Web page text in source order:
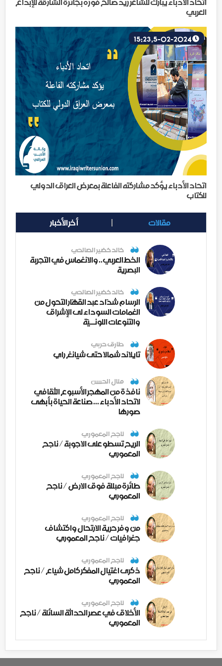
العربي
اتحاد الأدباء يؤكد مشاركته الفاعلة بمعرض العراق الدولي
للكتاب
مقالات أخر الأخبار
خالد خضير الصالحي
الخط العربي.. والانغماس في التجربة
البصرية
خالد خضير الصالحي
الرسام شدّاد عبد القهّار التحول من
الغمامات السوداء لى الإشراق
والتنوعات اللونــيّة
طارق حربي
تايلاند شمالا حتى شيانغ راي
منال الحسن
نافذة من المهجر الأسبوع الثقافي
لاتحاد الأدباء ... صناعة الحياة بأبهى
صورها
ناجح المعموري
الريح تسطو على الاجوبة / ناجح
المعموري
ناجح المعموري
طائرة مبللة فوق الارض / ناجح
المعموري
ناجح المعموري
من وفر حرية الارتحال واكتشاف
جغرافيات / ناجح المعموري
ناجح المعموري
ذكرى اغتيال المفكر كامل شياع / ناجح
المعموري
ناجح المعموري
الأخلاق في عصر الحداثة السائلة / ناجح
المعموري